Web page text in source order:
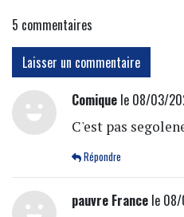
5 commentaires
Laisser un commentaire
Comiquele 08/03/
C'est pas
Répondre
pauvre Francele 08/